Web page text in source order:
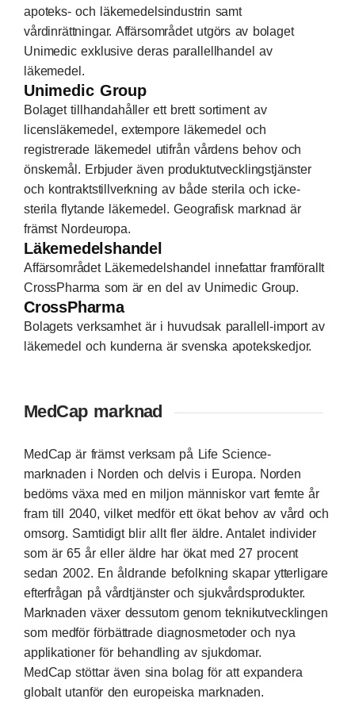
apoteks- och läkemedelsindustrin samt
vårdinrättningar. Affärsområdet utgörs av bolaget
Unimedic exklusive deras parallellhandel av
läkemedel.
Unimedic Group
Bolaget tillhandahåller ett brett sortiment av
licensläkemedel, extempore läkemedel och
registrerade läkemedel utifrån vårdens behov och
önskemål. Erbjuder även produktutvecklingstjänster
och kontraktstillverkning av både sterila och icke-
sterila flytande läkemedel. Geografisk marknad är
främst Nordeuropa.
Läkemedelshandel
Affärsområdet Läkemedelshandel innefattar framförallt
CrossPharma som är en del av Unimedic Group.
CrossPharma
Bolagets verksamhet är i huvudsak parallell-import av
läkemedel och kunderna är svenska apotekskedjor.
MedCap marknad
MedCap är främst verksam på Life Science-
marknaden i Norden och delvis i Europa. Norden
bedöms växa med en miljon människor vart femte år
fram till 2040, vilket medför ett ökat behov av vård och
omsorg. Samtidigt blir allt fler äldre. Antalet individer
som är 65 år eller äldre har ökat med 27 procent
sedan 2002. En åldrande befolkning skapar ytterligare
efterfrågan på vårdtjänster och sjukvårdsprodukter.
Marknaden växer dessutom genom teknikutvecklingen
som medför förbättrade diagnosmetoder och nya
applikationer för behandling av sjukdomar.
MedCap stöttar även sina bolag för att expandera
globalt utanför den europeiska marknaden.